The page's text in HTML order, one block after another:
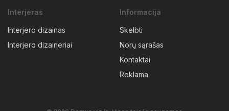
Interjeras
Interjero dizainas
Interjero dizaineriai
Informacija
Skelbti
Norų sąrašas
Kontaktai
Reklama